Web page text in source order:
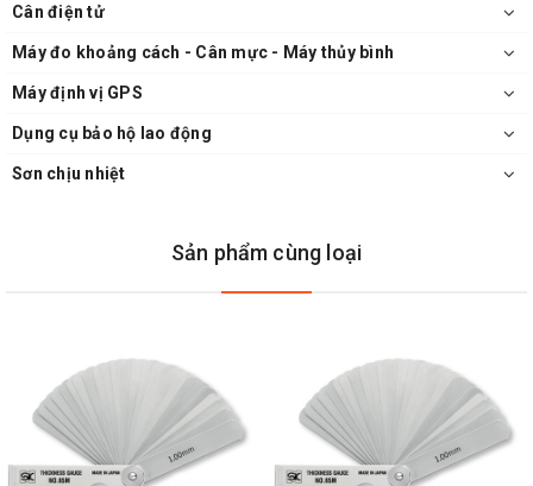
Cân điện tử
Máy đo khoảng cách - Cân mực - Máy thủy bình
Máy định vị GPS
Dụng cụ bảo hộ lao động
Sơn chịu nhiệt
Sản phẩm cùng loại